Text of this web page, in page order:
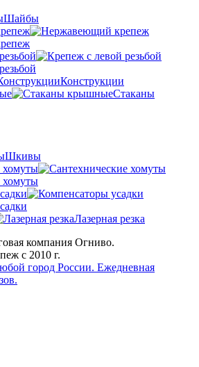
Шайбы
Конструкции
Стаканы
Шкивы
хомуты
хомуты
Лазерная резка
компания Огниво.
с 2010 г.
город России. Ежедневная